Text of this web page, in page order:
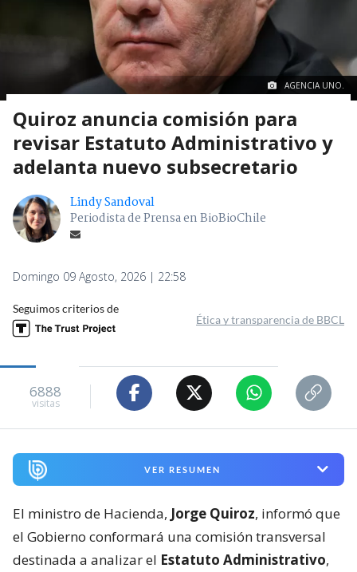
AGENCIA UNO.
Quiroz anuncia comisión para
revisar Estatuto Administrativo y
adelanta nuevo subsecretario
Lindy Sandoval
Periodista de Prensa en BioBioChile
Domingo 09 Agosto, 2026 | 22:58
Seguimos criterios de
Ética y transparencia de BBCL
6888
visitas
VER RESUMEN
El ministro de Hacienda, Jorge Quiroz, informó que
el Gobierno conformará una comisión transversal
destinada a analizar el Estatuto Administrativo,